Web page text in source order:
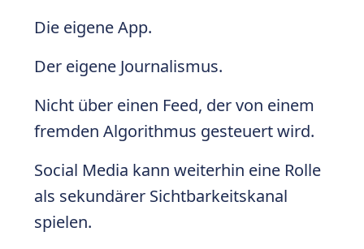
Die eigene App.
Der eigene Journalismus.
Nicht über einen Feed, der von einem
fremden Algorithmus gesteuert wird.
Social Media kann weiterhin eine Rolle
als sekundärer Sichtbarkeitskanal
spielen.